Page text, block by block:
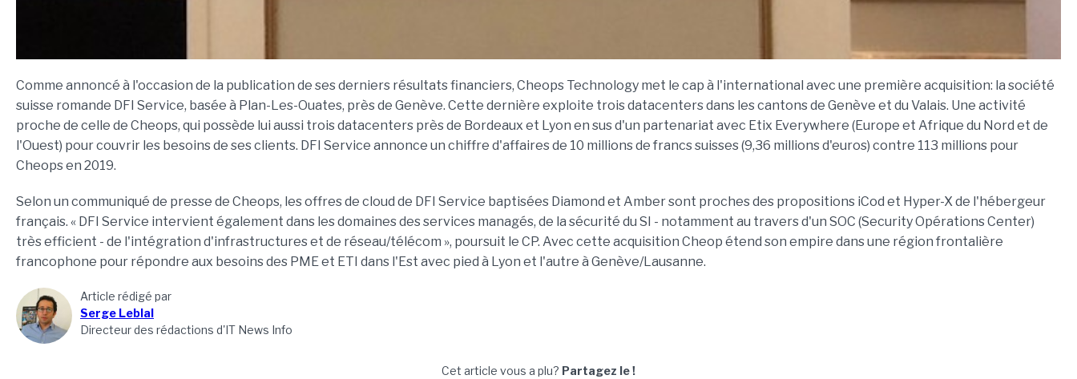
Comme annoncé à l'occasion de la publication de ses derniers résultats financiers, Cheops Technology met le cap à l'international avec une première acquisition: la société
suisse romande DFI Service, basée à Plan-Les-Ouates, près de Genève. Cette dernière exploite trois datacenters dans les cantons de Genève et du Valais. Une activité
proche de celle de Cheops, qui possède lui aussi trois datacenters près de Bordeaux et Lyon en sus d'un partenariat avec Etix Everywhere (Europe et Afrique du Nord et de
l'Ouest) pour couvrir les besoins de ses clients. DFI Service annonce un chiffre d'affaires de 10 millions de francs suisses (9,36 millions d'euros) contre 113 millions pour
Cheops en 2019.
Selon un communiqué de presse de Cheops, les offres de cloud de DFI Service baptisées Diamond et Amber sont proches des propositions iCod et Hyper-X de l'hébergeur
français. « DFI Service intervient également dans les domaines des services managés, de la sécurité du SI - notamment au travers d'un SOC (Security Opérations Center)
très efficient - de l'intégration d'infrastructures et de réseau/télécom », poursuit le CP. Avec cette acquisition Cheop étend son empire dans une région frontalière
francophone pour répondre aux besoins des PME et ETI dans l'Est avec pied à Lyon et l'autre à Genève/Lausanne.
Article rédigé par
Serge Leblal
Directeur des rédactions d'IT News Info
Cet article vous a plu? Partagez le !